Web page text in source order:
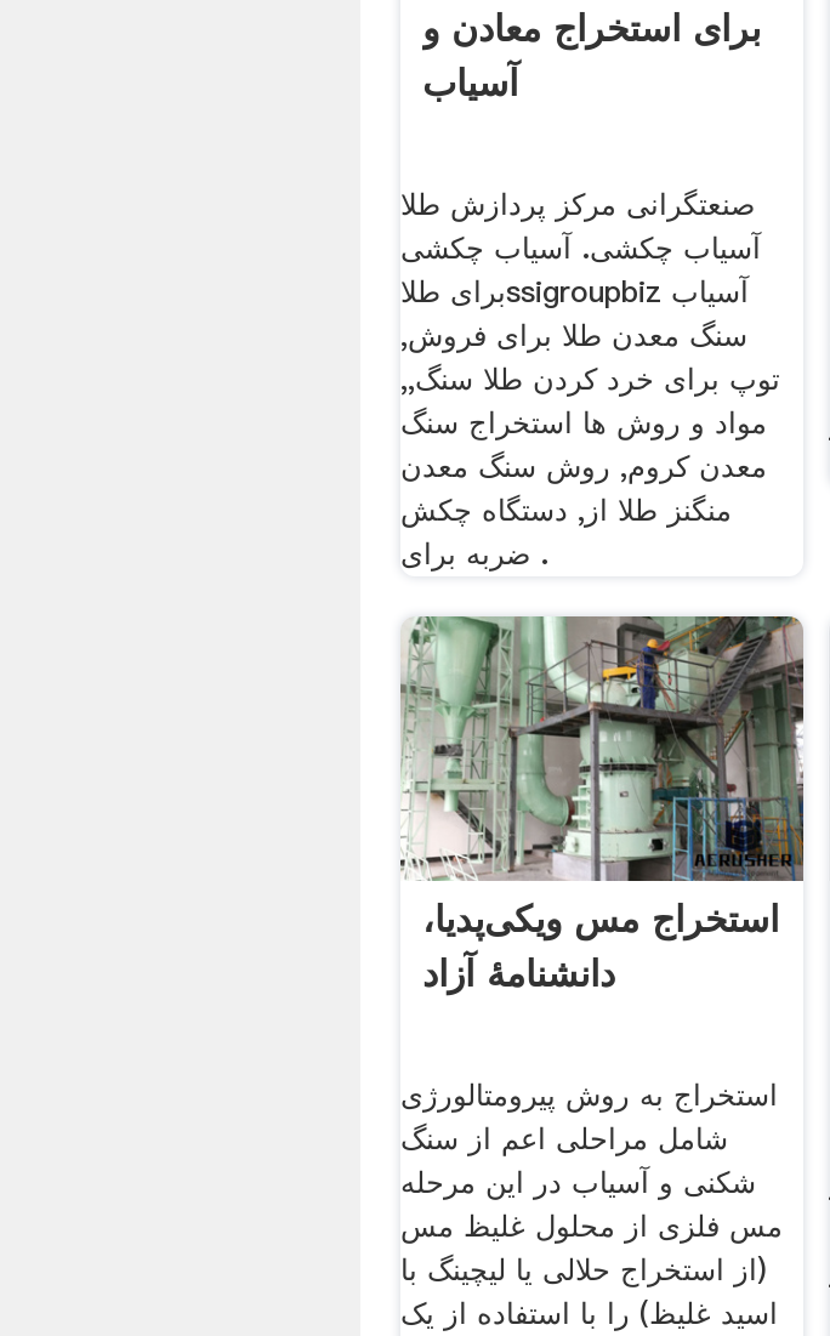
برای استخراج معادن و
آسیاب
صنعتگرانی مرکز پردازش طلا
آسیاب چکشی. آسیاب چکشی
برای طلاssigroupbiz آسیاب
سنگ معدن طلا برای فروش,
توپ برای خرد کردن طلا سنگ,,
مواد و روش ها استخراج سنگ
معدن کروم, روش سنگ معدن
منگنز طلا از, دستگاه چکش
ضربه برای .
استخراج مس ویکی‌پدیا،
دانشنامهٔ آزاد
استخراج به روش پیرومتالورژی
شامل مراحلی اعم از سنگ
شکنی و آسیاب در این مرحله
مس فلزی از محلول غلیظ مس
(از استخراج حلالی یا لیچینگ با
اسید غلیظ) را با استفاده از یک